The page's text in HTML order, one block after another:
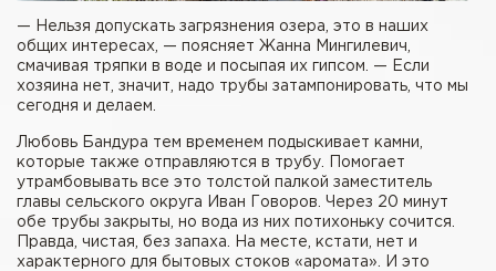
— Нельзя допускать загрязнения озера, это в наших
общих интересах, — поясняет Жанна Мингилевич,
смачивая тряпки в воде и посыпая их гипсом. — Если
хозяина нет, значит, надо трубы затампонировать, что мы
сегодня и делаем.
Любовь Бандура тем временем подыскивает камни,
которые также отправляются в трубу. Помогает
утрамбовывать все это толстой палкой заместитель
главы сельского округа Иван Говоров. Через 20 минут
обе трубы закрыты, но вода из них потихоньку сочится.
Правда, чистая, без запаха. На месте, кстати, нет и
характерного для бытовых стоков «аромата». И это